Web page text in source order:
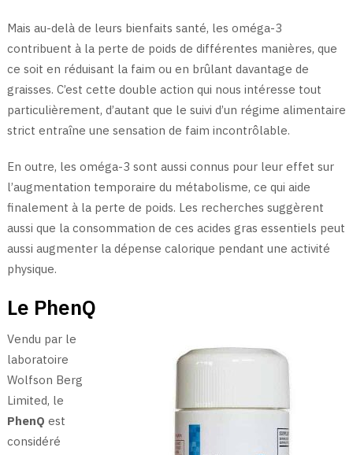
Mais au-delà de leurs bienfaits santé, les oméga-3
contribuent à la perte de poids de différentes manières, que
ce soit en réduisant la faim ou en brûlant davantage de
graisses. C’est cette double action qui nous intéresse tout
particulièrement, d’autant que le suivi d’un régime alimentaire
strict entraîne une sensation de faim incontrôlable.
En outre, les oméga-3 sont aussi connus pour leur effet sur
l’augmentation temporaire du métabolisme, ce qui aide
finalement à la perte de poids. Les recherches suggèrent
aussi que la consommation de ces acides gras essentiels peut
aussi augmenter la dépense calorique pendant une activité
physique.
Le PhenQ
Vendu par le
laboratoire
Wolfson Berg
Limited, le
PhenQ est
considéré